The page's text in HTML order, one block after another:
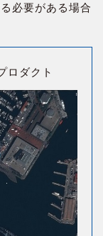
必要がある場合
ロダクト